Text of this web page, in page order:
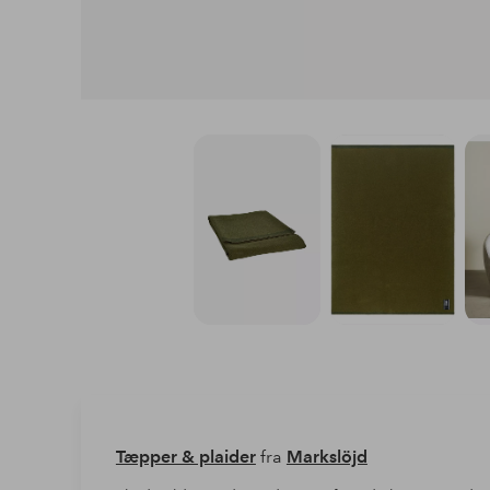
Tæpper & plaiderfra Markslöjd